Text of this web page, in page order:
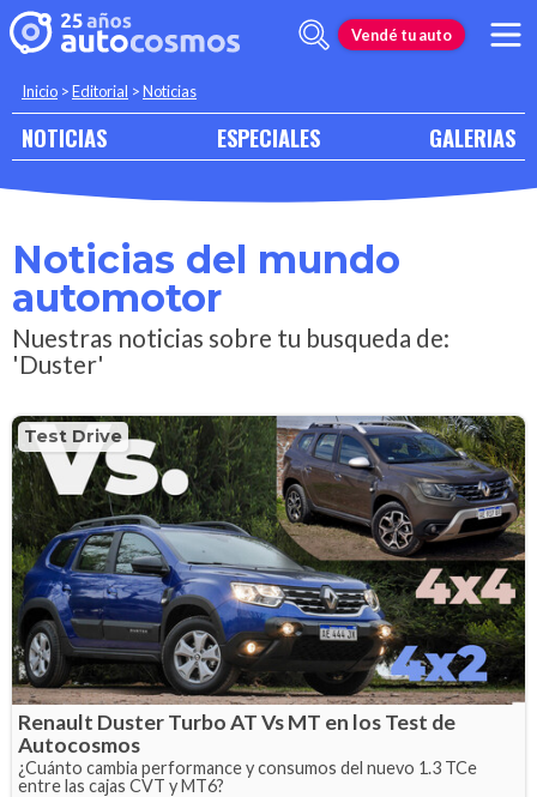
Vendé tu auto
Inicio >Editorial >Noticias
NOTICIAS ESPECIALES GALERIAS
Noticias del mundo
automotor
Nuestras noticias sobre tu busqueda de:
'Duster'
Test Drive
Renault Duster Turbo AT Vs MT en los Test de
Autocosmos
¿Cuánto cambia performance y consumos del nuevo 1.3 TCe
entre las cajas CVT y MT6?